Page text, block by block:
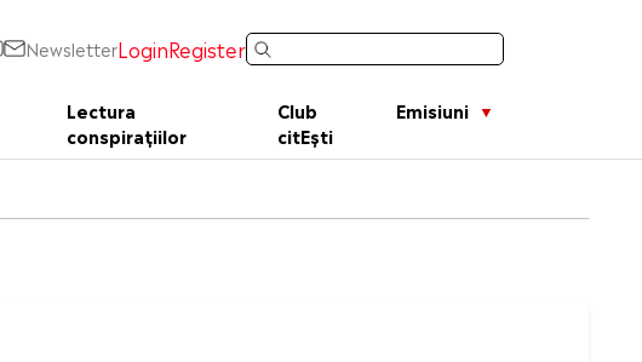
NewsletterLoginRegister
Lectura
conspirațiilor
Club
citEști
Emisiuni